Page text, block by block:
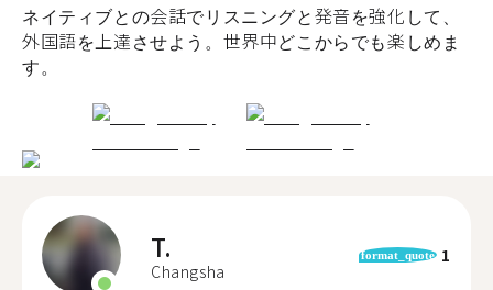
ネイティブとの会話でリスニングと発音を強化して、
外国語を上達させよう。世界中どこからでも楽しめま
す。
T.
Changsha
format_quote 1